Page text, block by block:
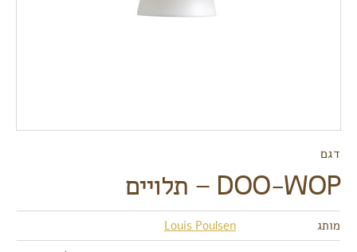
דגם
DOO-WOP – תלויים
מותג
Louis Poulsen